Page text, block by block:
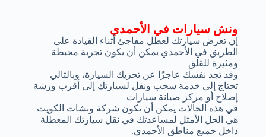
ونش سيارات في الأحمدي
إن تعرض سيارتك لعطل مفاجئ أثناء القيادة على
الطريق في الأحمدي يمكن أن يكون تجربة محبطة
ومثيرة للقلق
وقد تجد نفسك عاجزًا عن تحريك السيارة، وبالتالي
تحتاج إلى خدمة سحب ونقل لسيارتك إلى أقرب ورشة
إصلاح أو مركز صيانة سيارات
في هذه الحالات يمكن أن تكون شركة ونشات الكويت
هي الحل الأمثل لمساعدتك في نقل سيارتك المعطلة
داخل جميع مناطق الأحمدي.